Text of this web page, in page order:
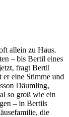
allein zu Haus.
– bis Bertil eines
fragt Bertil
er eine Stimme und
Däumling,
so groß wie ein
– in Bertils
die